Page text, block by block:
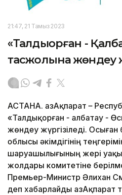
21:47, 21 Тамыз 2023
«Талдықорған -
тасжолына жөндеу
АСТАНА. ҚазАқпарат –
«Талдықорған - Қалбатау -
жөндеу жүргізіледі.
облысы әкімдігінің
шаруашылығының жері
жолдары комитетіне
Премьер-Министр Әлихан
деп хабарлайды ҚазАқпарат